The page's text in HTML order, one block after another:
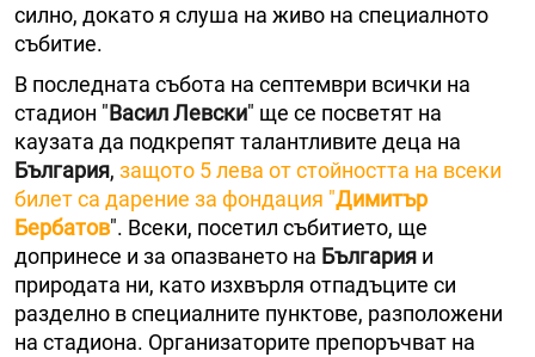
силно, докато я слуша на живо на специалното
събитие.
В последната събота на септември всички на
стадион "Васил Левски" ще се посветят на
каузата да подкрепят талантливите деца на
България, защото 5 лева от стойността на всеки
билет са дарение за фондация "Димитър
Бербатов". Всеки, посетил събитието, ще
допринесе и за опазването на България и
природата ни, като изхвърля отпадъците си
разделно в специалните пунктове, разположени
на стадиона. Организаторите препоръчват на